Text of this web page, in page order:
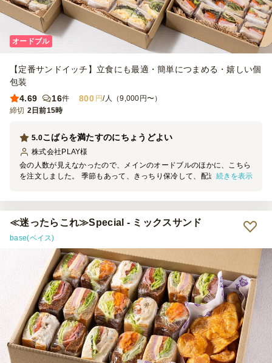
オードブル
【定番サンドイッチ】立食にも最適・簡単につまめる・嬉しい個
包装
4.69
16件 800 円/人（9,000円〜）
締切 2日前15時
こばらを満たすのにちょうどよい
5.0
株式会社PLAY様
会の人数が見えなかったので、メインのオードブルのほかに、こちら
を注文しました。 季節もあって、きっちり保冷して、配送いただき
し、安全性も高いと思います。
続きを表示
≪迷ったらこれ≫Special - ミックスサンド
base(ベイス)